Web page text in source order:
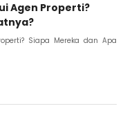
Agen Properti?
Siapa Mereka dan Apa